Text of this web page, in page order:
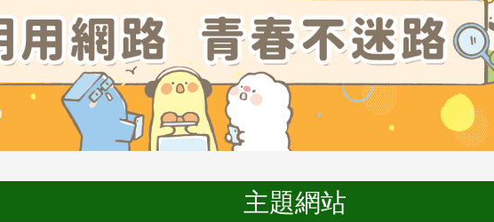
主題網站